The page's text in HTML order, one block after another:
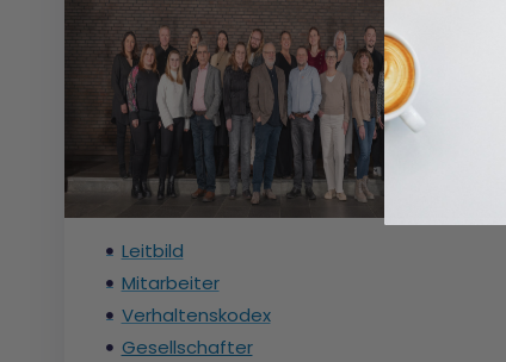
Leitbild
Mitarbeiter
Verhaltenskodex
Gesellschafter